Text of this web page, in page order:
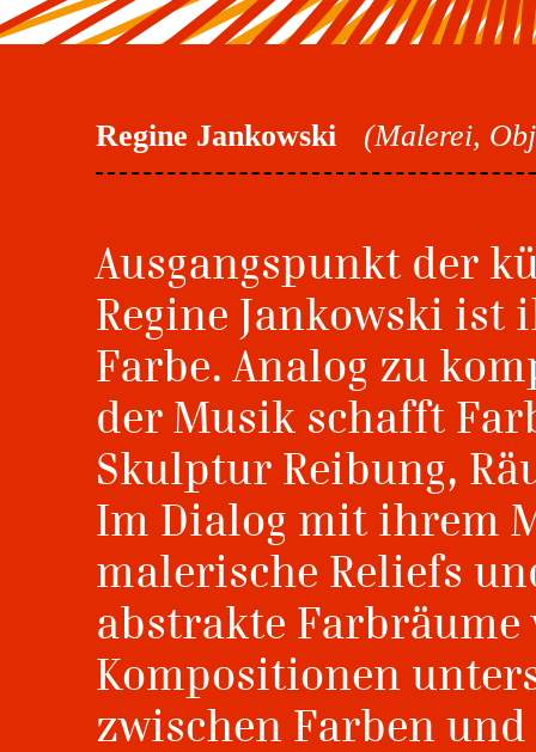
Regine Jankowski (Malerei,
Ausgangspunkt der
Regine Jankowski
Farbe. Analog zu
der Musik schafft
Skulptur Reibung,
Im Dialog mit ihrem
malerische Reliefs
abstrakte
Kompositionen
zwischen Farben